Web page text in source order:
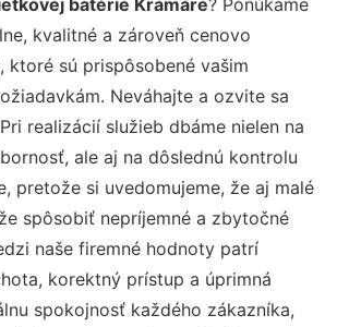
kvalitné a zároveň cenovo
ktoré sú prispôsobené vašim
Neváhajte a ozvite sa
realizácií služieb dbáme nielen na
ale aj na dôslednú kontrolu
pretože si uvedomujeme, že aj malé
spôsobiť nepríjemné a zbytočné
naše firemné hodnoty patrí
korektný prístup a úprimná
spokojnosť každého zákazníka,